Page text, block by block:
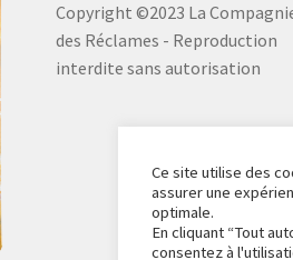
Copyright ©2023 La
des Réclames - Reproduction
interdite sans autorisation
Ce site utilise des
assurer une
optimale.
En cliquant “Tout
consentez à